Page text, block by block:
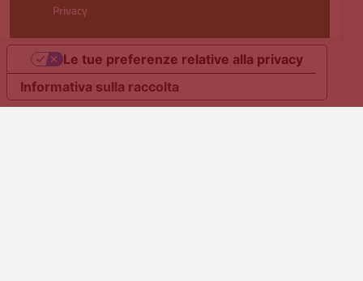
Privacy
Informativa sulla raccolta
Le tue preferenze relative alla privacy